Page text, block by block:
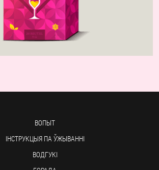
ВОПЫТ
ІНСТРУКЦЫЯ ПА ЎЖЫВАННІ
ВОДГУКІ